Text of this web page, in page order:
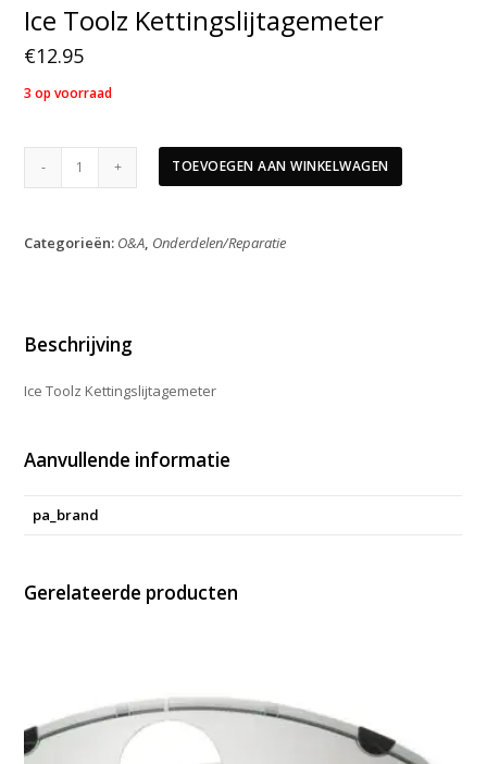
Ice Toolz Kettingslijtagemeter
€12.95
3 op voorraad
Ice
TOEVOEGEN AAN WINKELWAGEN
Categorieën: O&A, Onderdelen/Reparatie
Beschrijving
Ice Toolz Kettingslijtagemeter
Aanvullende informatie
pa_brand
Gerelateerde producten